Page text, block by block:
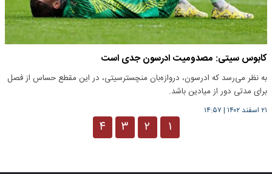
کابوس سیتی: مصدومیت ادرسون جدی است
به نظر می‌رسد که ادرسون، دروازه‌بان منچسترسیتی، در این مقطع حساس از فصل
برای مدتی دور از میادین باشد.
۲۱ اسفند ۱۴۰۲ | ۱۴:۵۷
۱ ۲ ۳ ۴